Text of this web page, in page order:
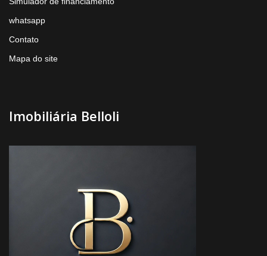
whatsapp
Contato
Mapa do site
Imobiliária Belloli